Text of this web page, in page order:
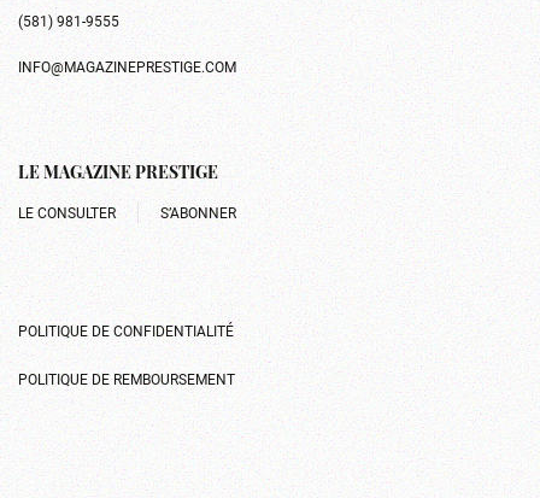
(581) 981-9555
INFO@MAGAZINEPRESTIGE.COM
LE MAGAZINE PRESTIGE
LE CONSULTER S’ABONNER
POLITIQUE DE CONFIDENTIALITÉ
POLITIQUE DE REMBOURSEMENT